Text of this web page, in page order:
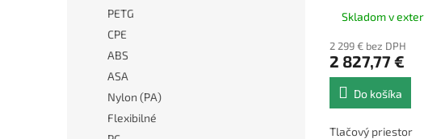
PETG
CPE
ABS
ASA
Nylon (PA)
Flexibilné
Skladom v
2 299 € bez DPH
2 827,77 €
Do košíka
Tlačový priestor